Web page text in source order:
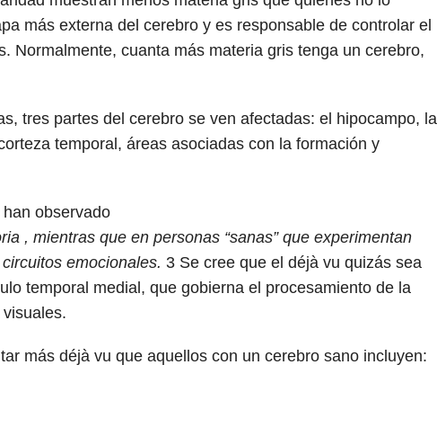
más externa del cerebro y es responsable de controlar el
Normalmente, cuanta más materia gris tenga un cerebro,
tres partes del cerebro se ven afectadas: el hipocampo, la
temporal, áreas asociadas con la formación y
observado
, mientras que en personas “sanas” que experimentan
emocionales. 3Se cree que el déjà vu quizás sea
temporal medial, que gobierna el procesamiento de la
más déjà vu que aquellos con un cerebro sano incluyen: